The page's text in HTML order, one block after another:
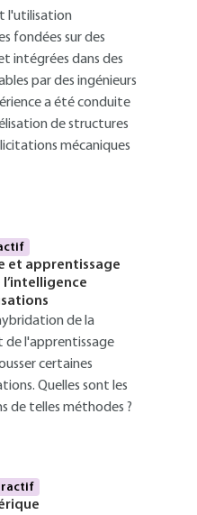
l'utilisation
fondées sur des
intégrées dans des
par des ingénieurs
a été conduite
de structures
mécaniques
et apprentissage
de la
de l'apprentissage
certaines
Quelles sont les
de telles méthodes ?